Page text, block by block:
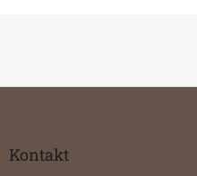
Kontakt